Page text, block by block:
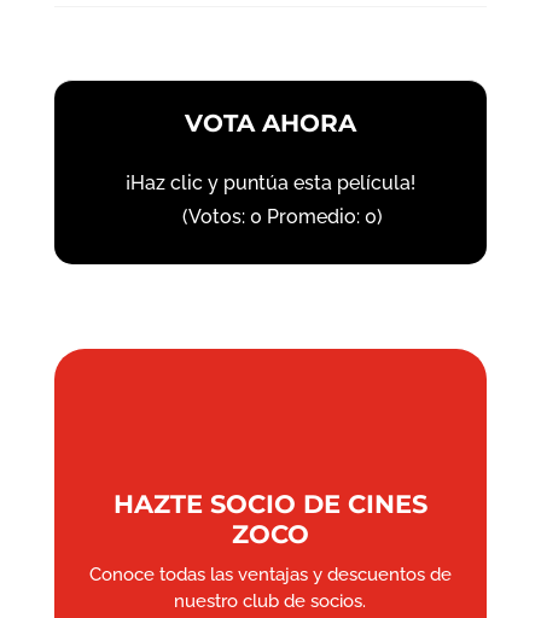
VOTA AHORA
¡Haz clic y puntúa esta película!
(Votos: 0 Promedio: 0)
HAZTE SOCIO DE CINES
ZOCO
Conoce todas las ventajas y descuentos de
nuestro club de socios.